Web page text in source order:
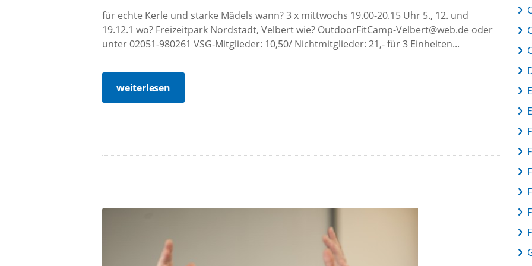
für echte Kerle und starke Mädels wann? 3 x mittwochs 19.00-20.15 Uhr 5., 12. und
19.12.1 wo? Freizeitpark Nordstadt, Velbert wie? OutdoorFitCamp-Velbert@web.de oder
unter 02051-980261 VSG-Mitglieder: 10,50/ Nichtmitglieder: 21,- für 3 Einheiten...
weiterlesen